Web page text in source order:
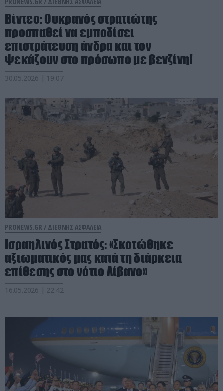
Βίντεο: Ουκρανός στρατιώτης
προσπαθεί να εμποδίσει
επιστράτευση άνδρα και τον
ψεκάζουν στο πρόσωπο με βενζίνη!
30.05.2026 | 19:07
PRONEWS.GR / ΔΙΕΘΝΗΣ ΑΣΦΑΛΕΙΑ
Ισραηλινός Στρατός: «Σκοτώθηκε
αξιωματικός μας κατά τη διάρκεια
επίθεσης στο νότιο Λίβανο»
16.05.2026 | 22:42